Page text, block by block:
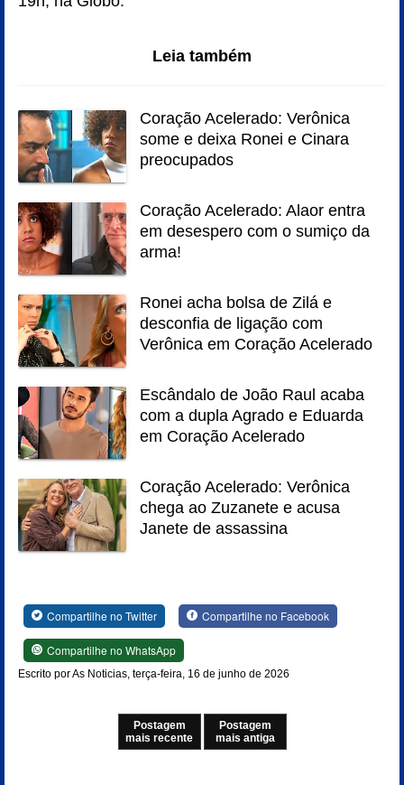
Leia também
Coração Acelerado: Verônica
some e deixa Ronei e Cinara
preocupados
Coração Acelerado: Alaor entra
em desespero com o sumiço da
arma!
Ronei acha bolsa de Zilá e
desconfia de ligação com
Verônica em Coração Acelerado
Escândalo de João Raul acaba
com a dupla Agrado e Eduarda
em Coração Acelerado
Coração Acelerado: Verônica
chega ao Zuzanete e acusa
Janete de assassina
Compartilhe no Twitter Compartilhe no Facebook
Compartilhe no WhatsApp
Escrito por As Noticias, terça-feira, 16 de junho de 2026
Postagem
mais recente
Postagem
mais antiga